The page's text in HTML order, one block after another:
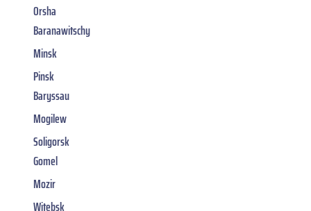
Orsha
Baranawitschy
Minsk
Pinsk
Baryssau
Mogilew
Soligorsk
Gomel
Mozir
Witebsk